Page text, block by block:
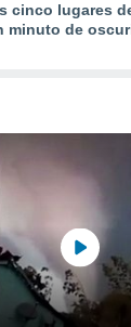
cinco lugares
minuto de